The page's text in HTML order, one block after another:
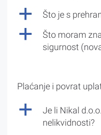
a Što je s
a
Što moram
sigurnost
Plaćanje i povrat
a
Je li Nikal
nelikvidnosti?